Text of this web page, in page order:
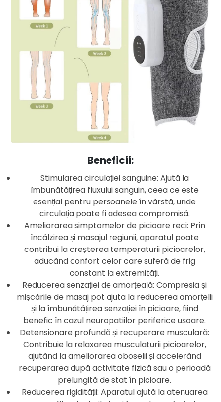
Beneficii:
Stimularea circulației sanguine: Ajută la
îmbunătățirea fluxului sanguin, ceea ce este
esențial pentru persoanele în vârstă, unde
circulația poate fi adesea compromisă.
Ameliorarea simptomelor de picioare reci: Prin
încălzirea și masajul regiunii, aparatul poate
contribui la creșterea temperaturii picioarelor,
aducând confort celor care suferă de frig
constant la extremități.
Reducerea senzației de amorțeală: Compresia și
mișcările de masaj pot ajuta la reducerea amorțelii
și la îmbunătățirea senzației în picioare, fiind
benefic în cazul neuropatiilor periferice ușoare.
Detensionare profundă și recuperare musculară:
Contribuie la relaxarea musculaturii picioarelor,
ajutând la ameliorarea oboselii și accelerând
recuperarea după activitate fizică sau o perioadă
prelungită de stat în picioare.
Reducerea rigidității: Aparatul ajută la atenuarea